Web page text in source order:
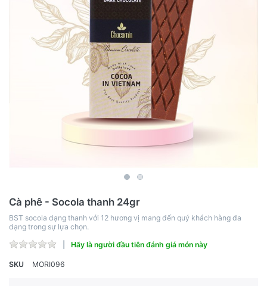
Cà phê - Socola thanh 24gr
BST socola dạng thanh với 12 hương vị mang đến quý khách hàng đa
dạng trong sự lựa chọn.
Hãy là người đầu tiên đánh giá món này
SKU MORI096